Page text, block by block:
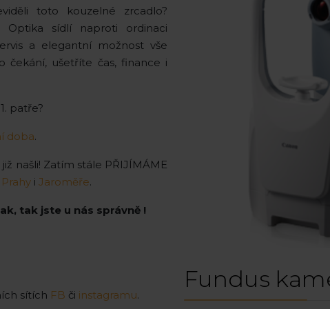
toto kouzelné zrcadlo?
Optika sídlí naproti ordinaci
a elegantní možnost vše
čekání, ušetříte čas, finance i
patře?
doba.
našli! Zatím stále PŘIJÍMÁME
Prahy i Jaroměře.
tak jste u nás správně !
sítích FB či instagramu.
Fundus